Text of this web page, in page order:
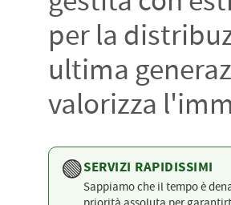
DORSALI TARGHE
PETTORALI NUMERI DA
PETTORALI CON NOME ATLETA
NUMERI DA GARA MTB
per la
ultima
valorizza
🟢SERVIZI RAPIDISSIMI
Sappiamo che il tempo è